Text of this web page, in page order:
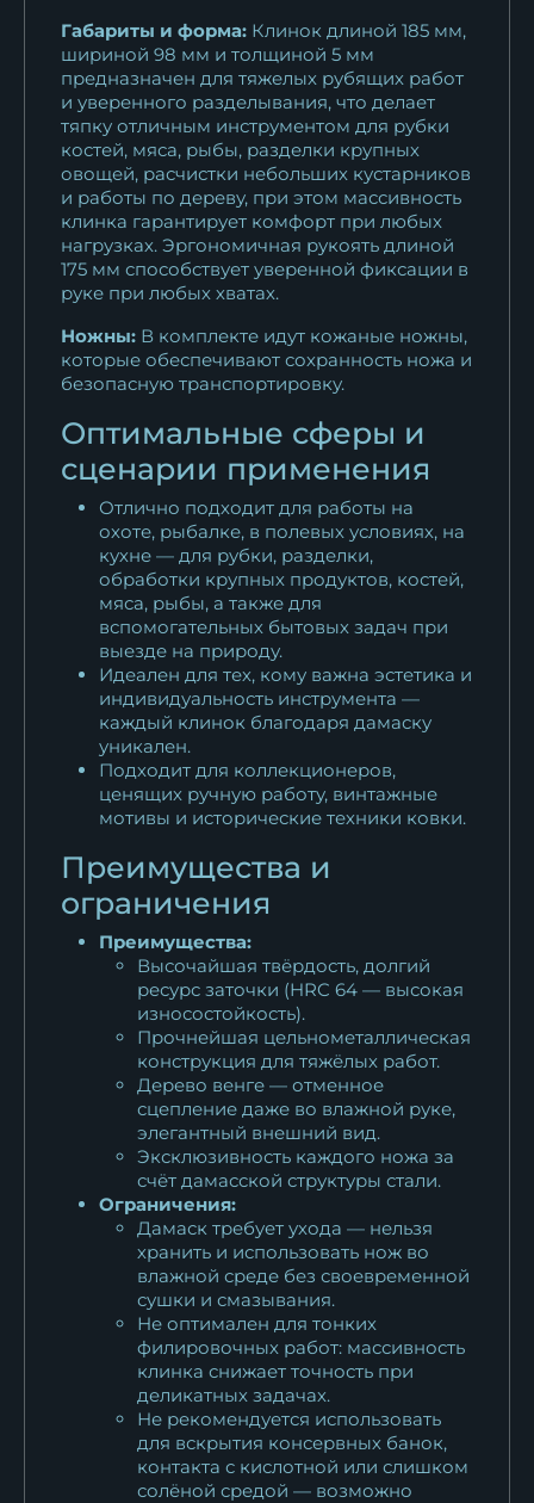
Габариты и форма: Клинок длиной 185 мм,
шириной 98 мм и толщиной 5 мм
предназначен для тяжелых рубящих работ
и уверенного разделывания, что делает
тяпку отличным инструментом для рубки
костей, мяса, рыбы, разделки крупных
овощей, расчистки небольших кустарников
и работы по дереву, при этом массивность
клинка гарантирует комфорт при любых
нагрузках. Эргономичная рукоять длиной
175 мм способствует уверенной фиксации в
руке при любых хватах.
Ножны: В комплекте идут кожаные ножны,
которые обеспечивают сохранность ножа и
безопасную транспортировку.
Оптимальные сферы и
сценарии применения
Отлично подходит для работы на
охоте, рыбалке, в полевых условиях, на
кухне — для рубки, разделки,
обработки крупных продуктов, костей,
мяса, рыбы, а также для
вспомогательных бытовых задач при
выезде на природу.
Идеален для тех, кому важна эстетика и
индивидуальность инструмента —
каждый клинок благодаря дамаску
уникален.
Подходит для коллекционеров,
ценящих ручную работу, винтажные
мотивы и исторические техники ковки.
Преимущества и
ограничения
Преимущества:
Высочайшая твёрдость, долгий
ресурс заточки (HRC 64 — высокая
износостойкость).
Прочнейшая цельнометаллическая
конструкция для тяжёлых работ.
Дерево венге — отменное
сцепление даже во влажной руке,
элегантный внешний вид.
Эксклюзивность каждого ножа за
счёт дамасской структуры стали.
Ограничения:
Дамаск требует ухода — нельзя
хранить и использовать нож во
влажной среде без своевременной
сушки и смазывания.
Не оптимален для тонких
филировочных работ: массивность
клинка снижает точность при
деликатных задачах.
Не рекомендуется использовать
для вскрытия консервных банок,
контакта с кислотной или слишком
солёной средой — возможно